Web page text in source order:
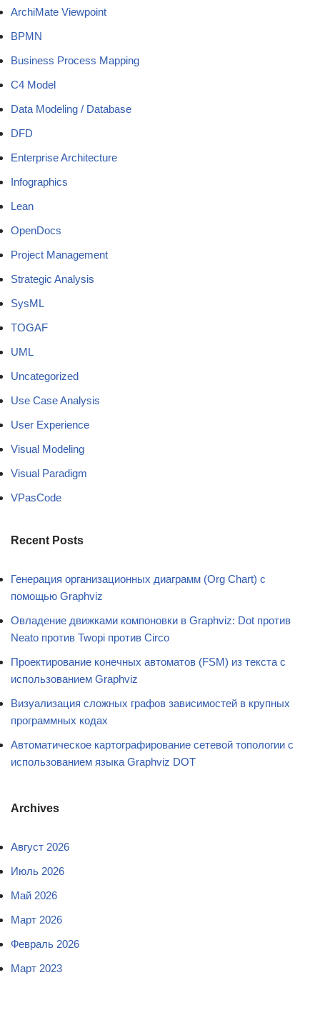
ArchiMate Viewpoint
BPMN
Business Process Mapping
C4 Model
Data Modeling / Database
DFD
Enterprise Architecture
Infographics
Lean
OpenDocs
Project Management
Strategic Analysis
SysML
TOGAF
UML
Uncategorized
Use Case Analysis
User Experience
Visual Modeling
Visual Paradigm
VPasCode
Recent Posts
Генерация организационных диаграмм (Org Chart) с
помощью Graphviz
Овладение движками компоновки в Graphviz: Dot против
Neato против Twopi против Circo
Проектирование конечных автоматов (FSM) из текста с
использованием Graphviz
Визуализация сложных графов зависимостей в крупных
программных кодах
Автоматическое картографирование сетевой топологии с
использованием языка Graphviz DOT
Archives
Август 2026
Июль 2026
Май 2026
Март 2026
Февраль 2026
Март 2023